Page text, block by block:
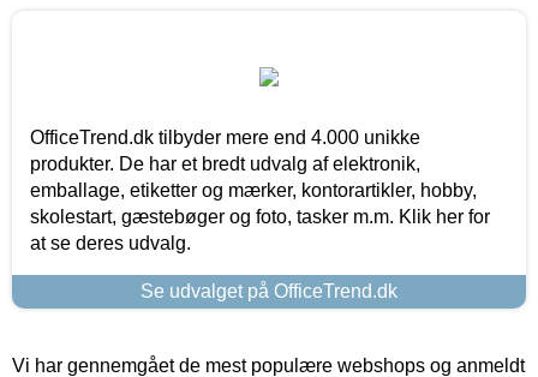
OfficeTrend.dk tilbyder mere end 4.000 unikke
produkter. De har et bredt udvalg af elektronik,
emballage, etiketter og mærker, kontorartikler, hobby,
skolestart, gæstebøger og foto, tasker m.m. Klik her for
at se deres udvalg.
Se udvalget på OfficeTrend.dk
Vi har gennemgået de mest populære webshops og anmeldt